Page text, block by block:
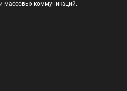
массовых коммуникаций.